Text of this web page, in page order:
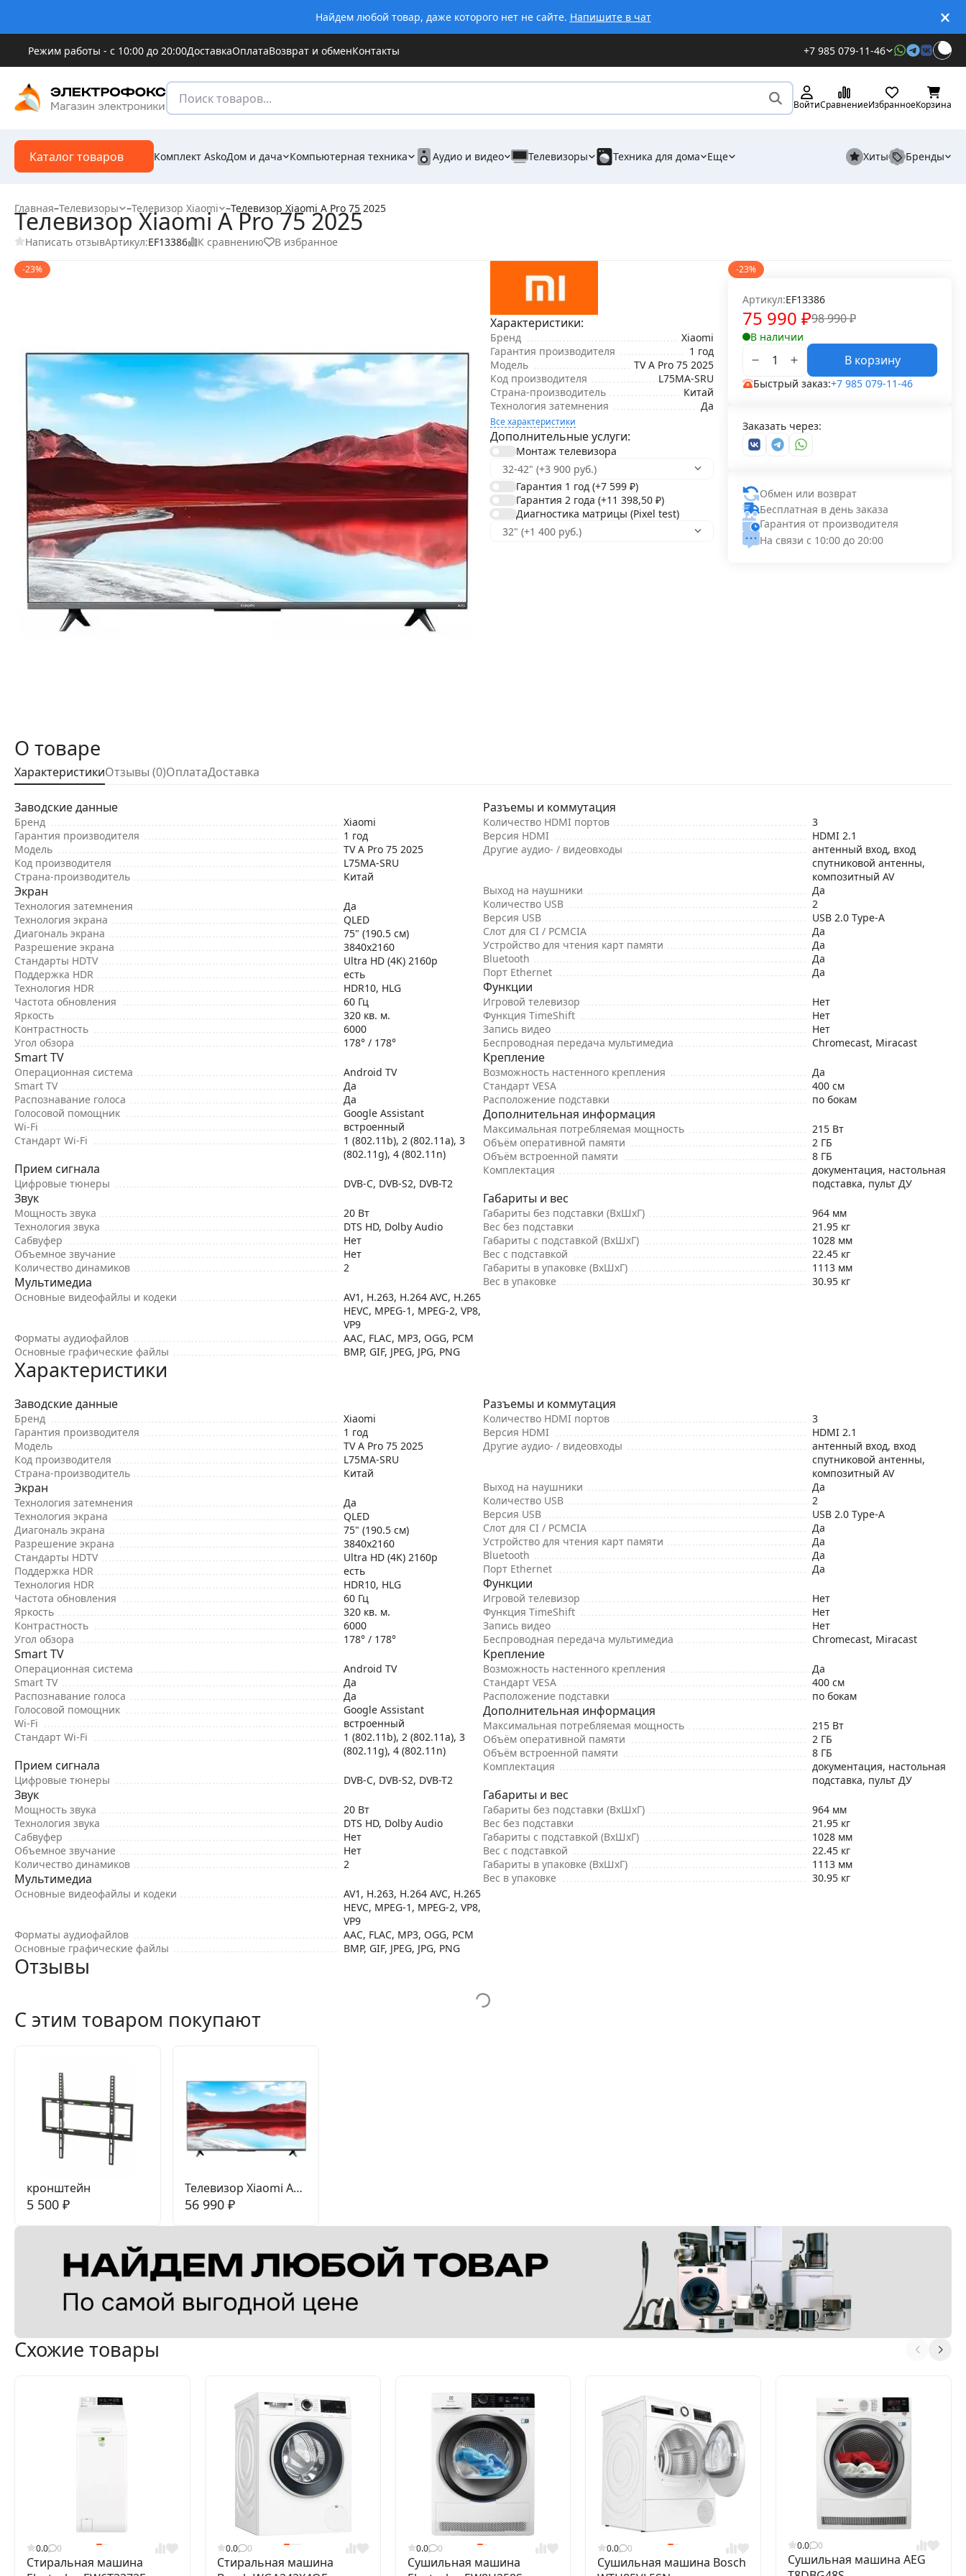
Найдем любой товар, даже которого нет не сайте. Напишите в чат
Режим работы - с 10:00 до 20:00ДоставкаОплатаВозврат и обменКонтакты +7 985 079-11-46
ВойтиСравнениеИзбранноеКорзина
Каталог товаров Комплект AskoДом и дача Компьютерная техника Аудио и видео Телевизоры Техника для дома Еще Хиты Бренды
Главная–Телевизоры –Телевизор Xiaomi –Телевизор Xiaomi A Pro 75 2025
Телевизор Xiaomi A Pro 75 2025
Написать отзывАртикул:EF13386 К сравнению В избранное
-23%
Характеристики:
Бренд
Xiaomi
Гарантия производителя
1 год
Модель
TV A Pro 75 2025
Код производителя
L75MA-SRU
Страна-производитель
Китай
Технология затемнения
Да
Все характеристики
Дополнительные услуги:
Монтаж телевизора
Гарантия 1 год (+7 599 ₽)
Гарантия 2 года (+11 398,50 ₽)
Диагностика матрицы (Pixel test)
-23%
Артикул:EF13386
98 990₽
75 990 ₽
В наличии
В корзину
Быстрый заказ:+7 985 079-11-46
Заказать через:
Обмен или возврат
Бесплатная в день заказа
Гарантия от производителя
На связи с 10:00 до 20:00
О товаре
ХарактеристикиОтзывы (0)ОплатаДоставка
Заводские данные
Бренд
Xiaomi
Гарантия производителя
1 год
Модель
TV A Pro 75 2025
Код производителя
L75MA-SRU
Страна-производитель
Китай
Экран
Технология затемнения
Да
Технология экрана
QLED
Диагональ экрана
75" (190.5 см)
Разрешение экрана
3840x2160
Стандарты HDTV
Ultra HD (4K) 2160p
Поддержка HDR
есть
Технология HDR
HDR10, HLG
Частота обновления
60 Гц
Яркость
320 кв. м.
Контрастность
6000
Угол обзора
178° / 178°
Smart TV
Операционная система
Android TV
Smart TV
Да
Распознавание голоса
Да
Голосовой помощник
Google Assistant
Wi-Fi
встроенный
Стандарт Wi-Fi
1 (802.11b), 2 (802.11a), 3
(802.11g), 4 (802.11n)
Прием сигнала
Цифровые тюнеры DVB-C, DVB-S2, DVB-T2
Звук
Мощность звука
20 Вт
Технология звука
DTS HD, Dolby Audio
Сабвуфер
Нет
Объемное звучание
Нет
Количество динамиков
2
Мультимедиа
Основные видеофайлы и кодеки
AV1, H.263, H.264 AVC, H.265
HEVC, MPEG-1, MPEG-2, VP8,
VP9
Форматы аудиофайлов
AAC, FLAC, MP3, OGG, PCM
Основные графические файлы
BMP, GIF, JPEG, JPG, PNG
Разъемы и коммутация
Количество HDMI портов
3
Версия HDMI
HDMI 2.1
Другие аудио- / видеовходы
антенный вход, вход
спутниковой антенны,
композитный AV
Выход на наушники
Да
Количество USB
2
Версия USB
USB 2.0 Type-A
Слот для CI / PCMCIA
Да
Устройство для чтения карт памяти
Да
Bluetooth
Да
Порт Ethernet
Да
Функции
Игровой телевизор
Нет
Функция TimeShift
Нет
Запись видео
Нет
Беспроводная передача мультимедиа
Chromecast, Miracast
Крепление
Возможность настенного крепления
Да
Стандарт VESA
400 см
Расположение подставки
по бокам
Дополнительная информация
Максимальная потребляемая мощность
215 Вт
Объём оперативной памяти
2 ГБ
Объём встроенной памяти
8 ГБ
Комплектация
документация, настольная
подставка, пульт ДУ
Габариты и вес
Габариты без подставки (ВхШхГ)
964 мм
Вес без подставки
21.95 кг
Габариты с подставкой (ВхШхГ)
1028 мм
Вес с подставкой
22.45 кг
Габариты в упаковке (ВхШхГ)
1113 мм
Вес в упаковке
30.95 кг
Характеристики
Заводские данные
Бренд
Xiaomi
Гарантия производителя
1 год
Модель
TV A Pro 75 2025
Код производителя
L75MA-SRU
Страна-производитель
Китай
Экран
Технология затемнения
Да
Технология экрана
QLED
Диагональ экрана
75" (190.5 см)
Разрешение экрана
3840x2160
Стандарты HDTV
Ultra HD (4K) 2160p
Поддержка HDR
есть
Технология HDR
HDR10, HLG
Частота обновления
60 Гц
Яркость
320 кв. м.
Контрастность
6000
Угол обзора
178° / 178°
Smart TV
Операционная система
Android TV
Smart TV
Да
Распознавание голоса
Да
Голосовой помощник
Google Assistant
Wi-Fi
встроенный
Стандарт Wi-Fi
1 (802.11b), 2 (802.11a), 3
(802.11g), 4 (802.11n)
Прием сигнала
Цифровые тюнеры DVB-C, DVB-S2, DVB-T2
Звук
Мощность звука
20 Вт
Технология звука
DTS HD, Dolby Audio
Сабвуфер
Нет
Объемное звучание
Нет
Количество динамиков
2
Мультимедиа
Основные видеофайлы и кодеки
AV1, H.263, H.264 AVC, H.265
HEVC, MPEG-1, MPEG-2, VP8,
VP9
Форматы аудиофайлов
AAC, FLAC, MP3, OGG, PCM
Основные графические файлы
BMP, GIF, JPEG, JPG, PNG
Разъемы и коммутация
Количество HDMI портов
3
Версия HDMI
HDMI 2.1
Другие аудио- / видеовходы
антенный вход, вход
спутниковой антенны,
композитный AV
Выход на наушники
Да
Количество USB
2
Версия USB
USB 2.0 Type-A
Слот для CI / PCMCIA
Да
Устройство для чтения карт памяти
Да
Bluetooth
Да
Порт Ethernet
Да
Функции
Игровой телевизор
Нет
Функция TimeShift
Нет
Запись видео
Нет
Беспроводная передача мультимедиа
Chromecast, Miracast
Крепление
Возможность настенного крепления
Да
Стандарт VESA
400 см
Расположение подставки
по бокам
Дополнительная информация
Максимальная потребляемая мощность
215 Вт
Объём оперативной памяти
2 ГБ
Объём встроенной памяти
8 ГБ
Комплектация
документация, настольная
подставка, пульт ДУ
Габариты и вес
Габариты без подставки (ВхШхГ)
964 мм
Вес без подставки
21.95 кг
Габариты с подставкой (ВхШхГ)
1028 мм
Вес с подставкой
22.45 кг
Габариты в упаковке (ВхШхГ)
1113 мм
Вес в упаковке
30.95 кг
Отзывы
С этим товаром покупают
кронштейн
5 500 ₽
Телевизор Xiaomi A
Pro 65 2025
56 990 ₽
Схожие товары
0.0 0
Стиральная машина
0.0 0
Стиральная машина
0.0 0
Сушильная машина
0.0 0
Сушильная машина Bosch
0.0 0
Сушильная машина AEG